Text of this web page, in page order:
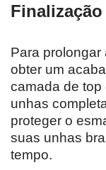
Para prolongar
obter um
camada de top
unhas
proteger o
suas unhas
tempo.